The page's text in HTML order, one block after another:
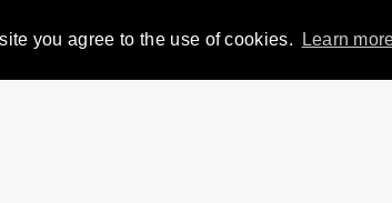
you agree to the use of cookies. Learn